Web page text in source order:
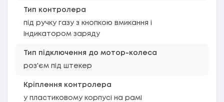
Тип контролера
під ручку газу з кнопкою вмикання і
індикатором заряду
Тип підключення до мотор-колеса
роз'єм під штекер
Кріплення контролера
у пластиковому корпусі на рамі